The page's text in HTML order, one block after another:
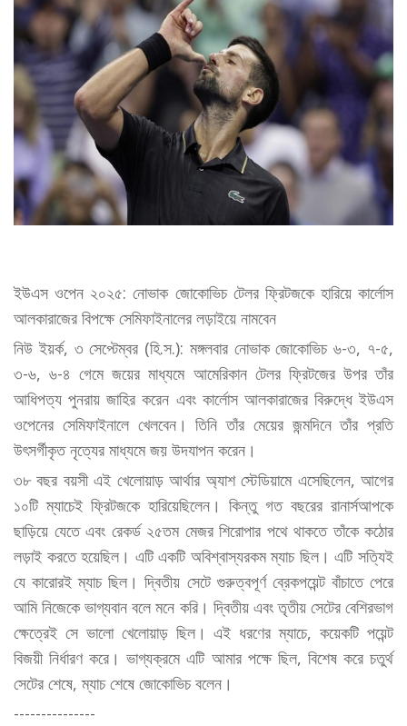
ইউএস ওপেন ২০২৫: নোভাক জোকোভিচ টেলর ফ্রিটজকে হারিয়ে কার্লোস
আলকারাজের বিপক্ষে সেমিফাইনালের লড়াইয়ে নামবেন
নিউ ইয়র্ক, ৩ সেপ্টেম্বর (হি.স.): মঙ্গলবার নোভাক জোকোভিচ ৬-৩, ৭-৫,
৩-৬, ৬-৪ গেমে জয়ের মাধ্যমে আমেরিকান টেলর ফ্রিটজের উপর তাঁর
আধিপত্য পুনরায় জাহির করেন এবং কার্লোস আলকারাজের বিরুদ্ধে ইউএস
ওপেনের সেমিফাইনালে খেলবেন। তিনি তাঁর মেয়ের জন্মদিনে তাঁর প্রতি
উৎসর্গীকৃত নৃত্যের মাধ্যমে জয় উদযাপন করেন।
৩৮ বছর বয়সী এই খেলোয়াড় আর্থার অ্যাশ স্টেডিয়ামে এসেছিলেন, আগের
১০টি ম্যাচেই ফ্রিটজকে হারিয়েছিলেন। কিন্তু গত বছরের রানার্সআপকে
ছাড়িয়ে যেতে এবং রেকর্ড ২৫তম মেজর শিরোপার পথে থাকতে তাঁকে কঠোর
লড়াই করতে হয়েছিল। এটি একটি অবিশ্বাস্যরকম ম্যাচ ছিল। এটি সত্যিই
যে কারোরই ম্যাচ ছিল। দ্বিতীয় সেটে গুরুত্বপূর্ণ ব্রেকপয়েন্ট বাঁচাতে পেরে
আমি নিজেকে ভাগ্যবান বলে মনে করি। দ্বিতীয় এবং তৃতীয় সেটের বেশিরভাগ
ক্ষেত্রেই সে ভালো খেলোয়াড় ছিল। এই ধরণের ম্যাচে, কয়েকটি পয়েন্ট
বিজয়ী নির্ধারণ করে। ভাগ্যক্রমে এটি আমার পক্ষে ছিল, বিশেষ করে চতুর্থ
সেটের শেষে, ম্যাচ শেষে জোকোভিচ বলেন।
---------------